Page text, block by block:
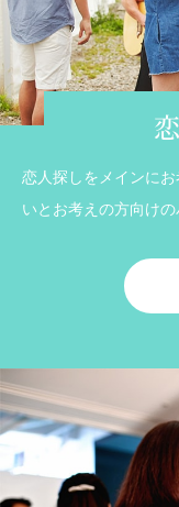
恋人探しをメインに
いとお考えの方向けの